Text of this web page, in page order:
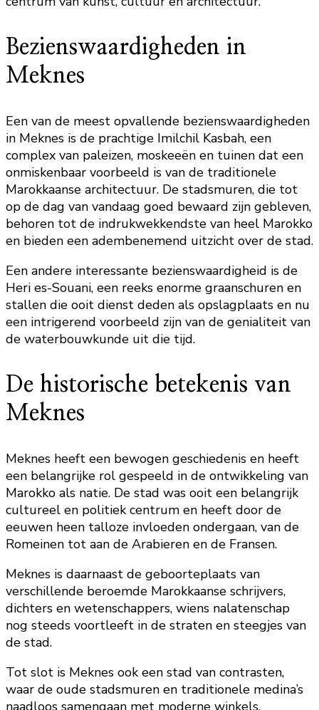
Bezienswaardigheden in
Meknes
Een van de meest opvallende bezienswaardigheden
in Meknes is de prachtige Imilchil Kasbah, een
complex van paleizen, moskeeën en tuinen dat een
onmiskenbaar voorbeeld is van de traditionele
Marokkaanse architectuur. De stadsmuren, die tot
op de dag van vandaag goed bewaard zijn gebleven,
behoren tot de indrukwekkendste van heel Marokko
en bieden een adembenemend uitzicht over de stad.
Een andere interessante bezienswaardigheid is de
Heri es-Souani, een reeks enorme graanschuren en
stallen die ooit dienst deden als opslagplaats en nu
een intrigerend voorbeeld zijn van de genialiteit van
de waterbouwkunde uit die tijd.
De historische betekenis van
Meknes
Meknes heeft een bewogen geschiedenis en heeft
een belangrijke rol gespeeld in de ontwikkeling van
Marokko als natie. De stad was ooit een belangrijk
cultureel en politiek centrum en heeft door de
eeuwen heen talloze invloeden ondergaan, van de
Romeinen tot aan de Arabieren en de Fransen.
Meknes is daarnaast de geboorteplaats van
verschillende beroemde Marokkaanse schrijvers,
dichters en wetenschappers, wiens nalatenschap
nog steeds voortleeft in de straten en steegjes van
de stad.
Tot slot is Meknes ook een stad van contrasten,
waar de oude stadsmuren en traditionele medina’s
naadloos samengaan met moderne winkels,